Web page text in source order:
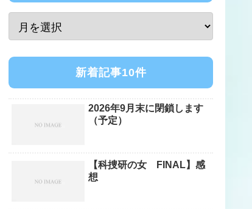
新着記事10件
2026年9月末に閉鎖します
（予定）
【科捜研の女 FINAL】感
想